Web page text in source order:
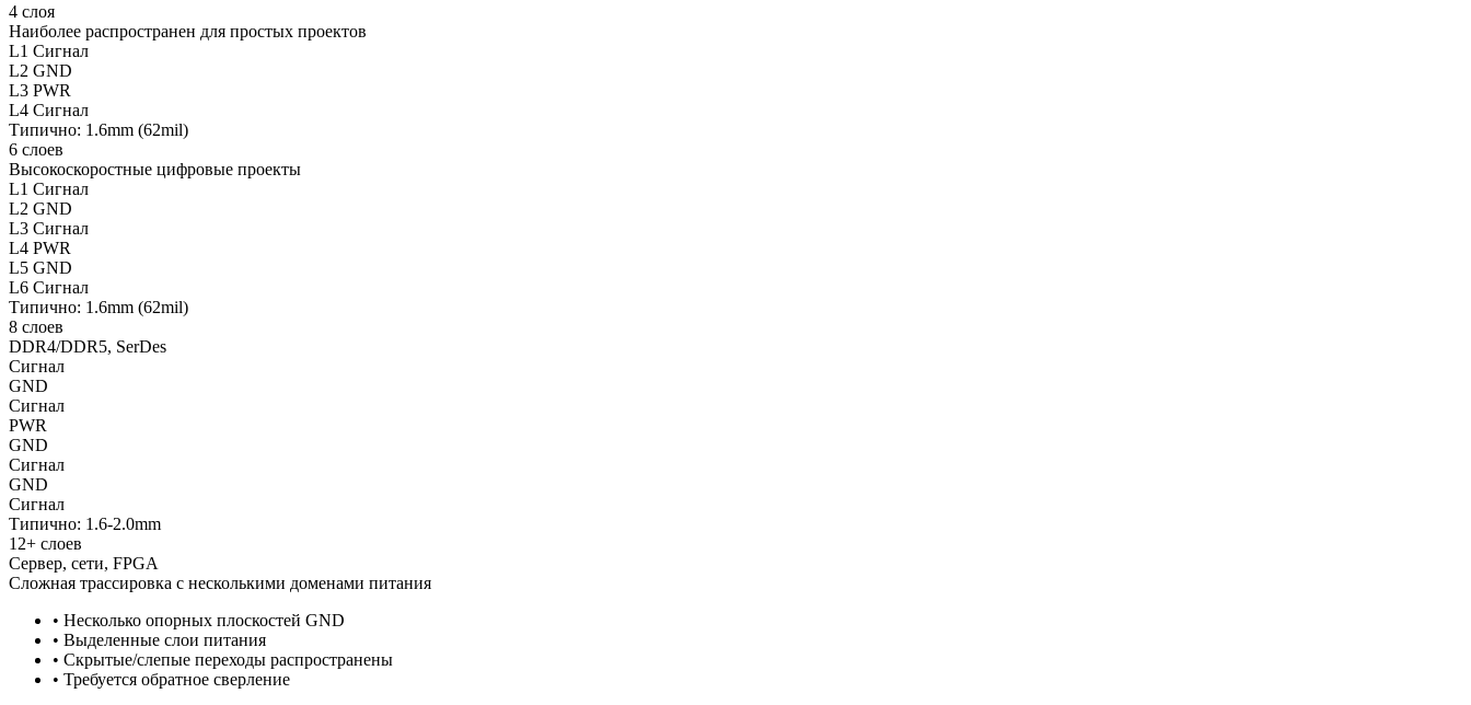
4 слоя
Наиболее распространен для простых проектов
L1 Сигнал
L2 GND
L3 PWR
L4 Сигнал
Типично: 1.6mm (62mil)
6 слоев
Высокоскоростные цифровые проекты
L1 Сигнал
L2 GND
L3 Сигнал
L4 PWR
L5 GND
L6 Сигнал
Типично: 1.6mm (62mil)
8 слоев
DDR4/DDR5, SerDes
Сигнал
GND
Сигнал
PWR
GND
Сигнал
GND
Сигнал
Типично: 1.6-2.0mm
12+ слоев
Сервер, сети, FPGA
Сложная трассировка с несколькими доменами питания
• Несколько опорных плоскостей GND
• Выделенные слои питания
• Скрытые/слепые переходы распространены
• Требуется обратное сверление